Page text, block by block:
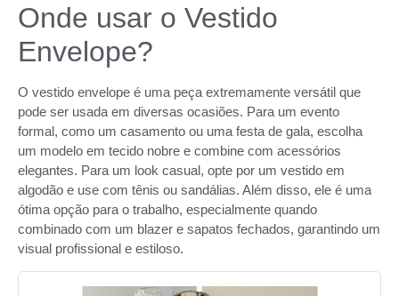
Onde usar o Vestido
Envelope?
O vestido envelope é uma peça extremamente versátil que
pode ser usada em diversas ocasiões. Para um evento
formal, como um casamento ou uma festa de gala, escolha
um modelo em tecido nobre e combine com acessórios
elegantes. Para um look casual, opte por um vestido em
algodão e use com tênis ou sandálias. Além disso, ele é uma
ótima opção para o trabalho, especialmente quando
combinado com um blazer e sapatos fechados, garantindo um
visual profissional e estiloso.